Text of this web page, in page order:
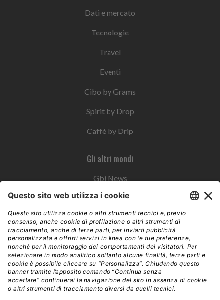
Dati e mercato
Tecnologie
Travel
Eventi
Cibo by Grams
Spirit by Drop
Caffè by Drip
Gli altri mondi
Gbi News
Instoremag
Esplora il gruppo
Edra Edizioni
Edizioni LSWR
LSWR Group